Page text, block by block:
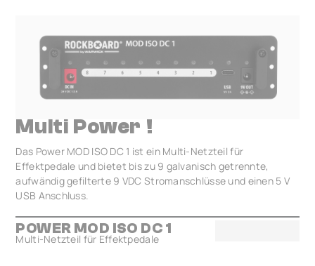
Multi Power !
Das Power MOD ISO DC 1 ist ein Multi-Netzteil für
Effektpedale und bietet bis zu 9 galvanisch getrennte,
aufwändig gefilterte 9 VDC Stromanschlüsse und einen 5 V
USB Anschluss.
POWER MOD ISO DC 1
Multi-Netzteil für Effektpedale